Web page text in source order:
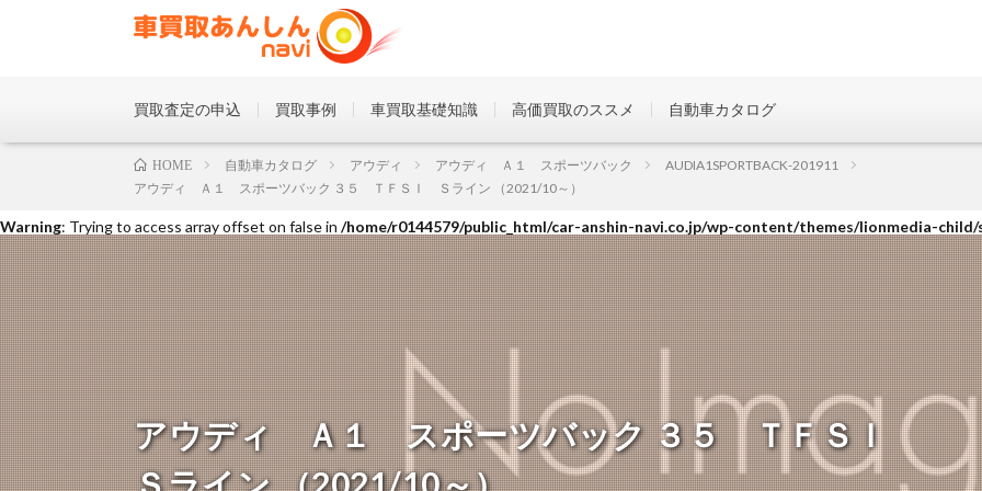
: Trying to access array offset on false in /home/r0144579/public_html/car-anshin-navi.co.jp/wp-content/themes/lionmedia-child/
: Trying to access array offset on false in/home/r0144579/public_html/car-anshin-navi.co.jp/wp-content/themes/lionmedia-child/
Warning: Trying to access array offset on false in /home/r0144579/public_html/car-anshin-navi.co.jp/wp-content/themes/lionmedia-
買取査定の申込 買取事例 車買取基礎知識 高価買取のススメ 自動車カタログ
アウディ Ａ１ スポーツバック ３５ ＴＦＳＩ
HOME 自動車カタログ アウディ アウディ Ａ１ スポーツバック
AUDIA1SPORTBACK-201911
アウディ Ａ１ スポーツバック ３５ ＴＦＳＩ Ｓライン （2021/10～）